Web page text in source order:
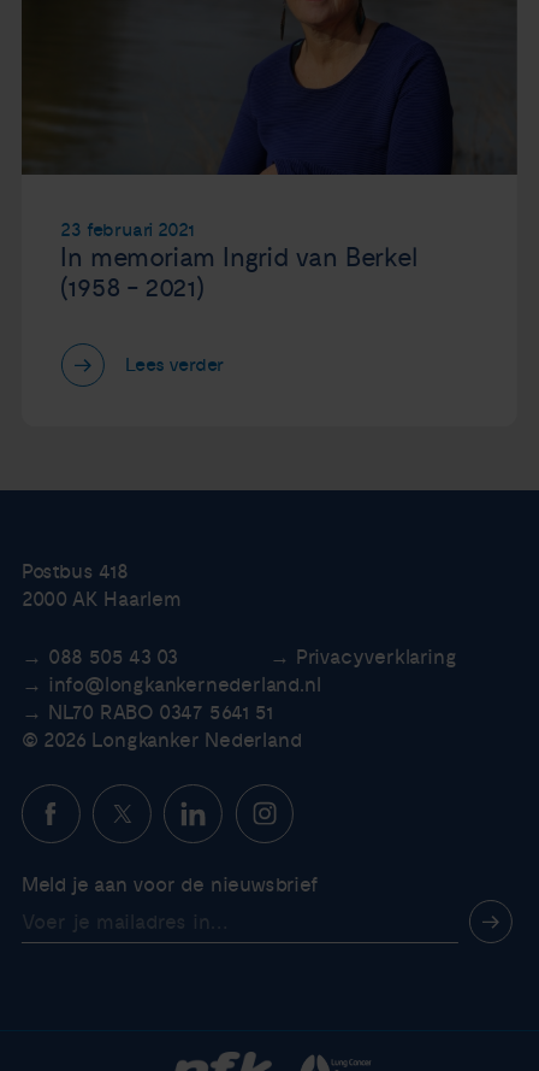
23 februari 2021
In memoriam Ingrid van Berkel
(1958 - 2021)
Lees verder
Postbus 418
2000 AK Haarlem
088 505 43 03
Privacyverklaring
info@longkankernederland.nl
NL70 RABO 0347 5641 51
© 2026 Longkanker Nederland
Meld je aan voor de nieuwsbrief